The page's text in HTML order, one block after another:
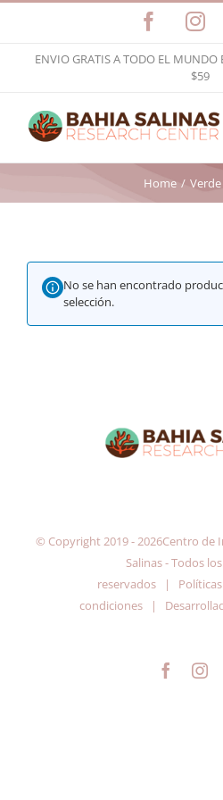
contentENVIO GRATIS A TODO EL MUNDO
$59
Home
No se han encontrado
selección.
© Copyright 2019 -2026Centro de
Salinas - Todos
reservados | Políticas
condiciones|